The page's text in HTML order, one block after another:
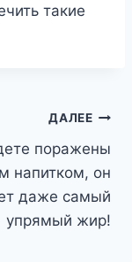
такие
ДАЛЕЕ
поражены
напитком, он
даже самый
упрямый жир!